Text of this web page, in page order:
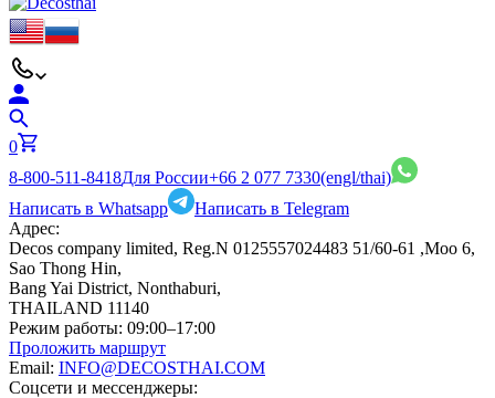
0
8-800-511-8418Для России+66 2 077 7330(engl/thai)
Написать в Whatsapp
Написать в Telegram
Адрес:
Decos company limited, Reg.N 0125557024483 51/60-61 ,Moo 6,
Sao Thong Hin,
Bang Yai District, Nonthaburi,
THAILAND 11140
Режим работы: 09:00–17:00
Проложить маршрут
Email: INFO@DECOSTHAI.COM
Соцсети и мессенджеры: